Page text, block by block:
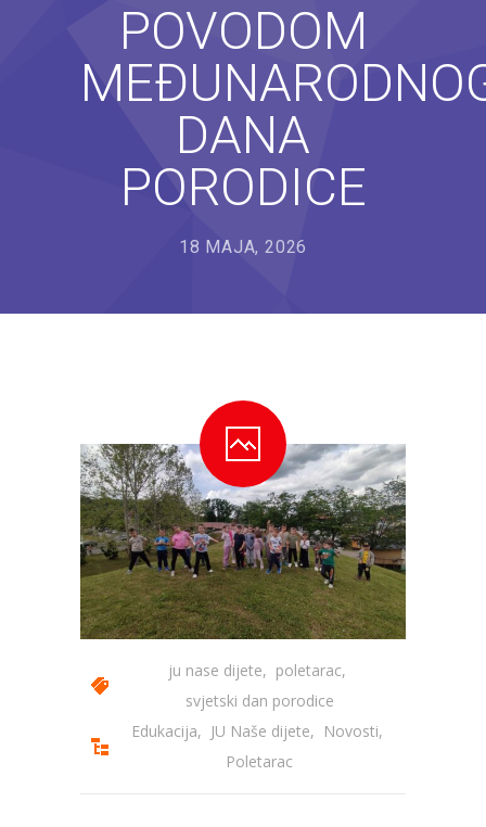
---- Bubamara
---- Ciciban
---- Lastavica
---- Zvjezdica
---- Zvončica
-- Stručni tim
-- Galerija
-- COVID-19 Procedure
-- Javne nabavke
POVODOM
DANA
PORODICE
18 MAJA, 2026
ju nase dijete, poletarac,
svjetski dan porodice
Edukacija, JU Naše dijete, Novosti,
Poletarac